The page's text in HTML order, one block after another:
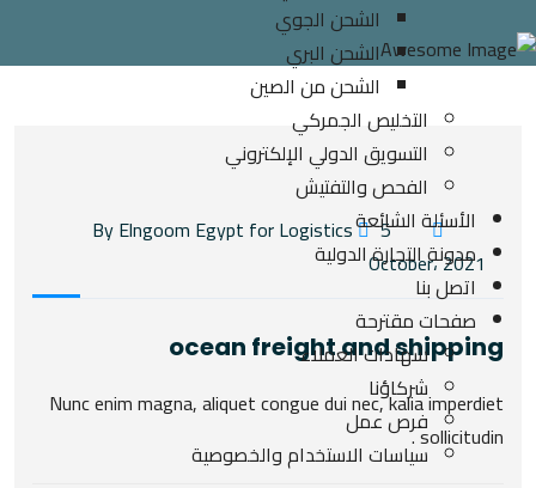
الشحن الجوي
الشحن البري
الشحن من الصين
التخليص الجمركي
التسويق الدولي الإلكتروني
الفحص والتفتيش
الأسئلة الشائعة
مدونة التجارة الدولية
اتصل بنا
صفحات مقترحة
شهادات العملاء
شركاؤنا
فرص عمل
سياسات الاستخدام والخصوصية
By Elngoom Egypt for Logistics
5
October، 2021
ocean freight and shipping
Nunc enim magna, aliquet congue dui nec, kalia imperdiet
sollicitudin .